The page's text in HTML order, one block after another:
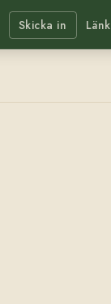
Skicka in